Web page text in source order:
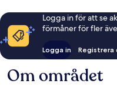
Logga in för att se
förmåner för fler
Logga in Registrera
Om området